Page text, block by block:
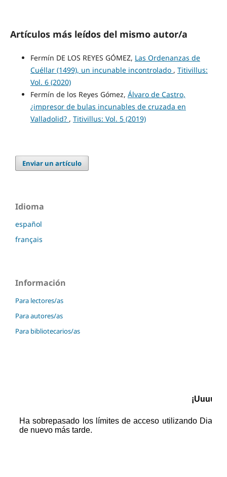
Artículos más leídos del mismo autor/a
Fermín DE LOS REYES GÓMEZ, Las Ordenanzas de
Cuéllar (1499), un incunable incontrolado , Titivillus:
Vol. 6 (2020)
Fermín de los Reyes Gómez, Álvaro de Castro,
¿impresor de bulas incunables de cruzada en
Valladolid? , Titivillus: Vol. 5 (2019)
Enviar un artículo
Idioma
español
français
Información
Para lectores/as
Para autores/as
Para bibliotecarios/as